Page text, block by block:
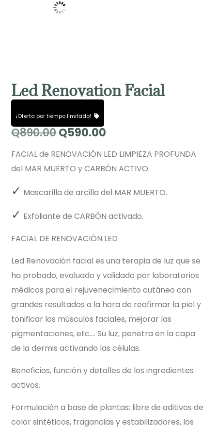
Led Renovation Facial
¡Oferta por tiempo limitado!
Q890.00Q590.00
FACIAL de RENOVACIÓN LED LIMPIEZA PROFUNDA
del MAR MUERTO y CARBÓN ACTIVO.
✓ Mascarilla de arcilla del MAR MUERTO.
✓ Exfoliante de CARBÓN activado.
FACIAL DE RENOVACIÓN LED
Led Renovación facial es una terapia de luz que se
ha probado, evaluado y validado por laboratorios
médicos para el rejuvenecimiento cutáneo con
grandes resultados a la hora de reafirmar la piel y
tonificar los músculos faciales, mejorar las
pigmentaciones, etc…. Su luz, penetra en la capa
de la dermis activando las células.
Beneficios, función y detalles de los ingredientes
activos.
Formulación a base de plantas: libre de aditivos de
color sintéticos, fragancias y estabilizadores, los